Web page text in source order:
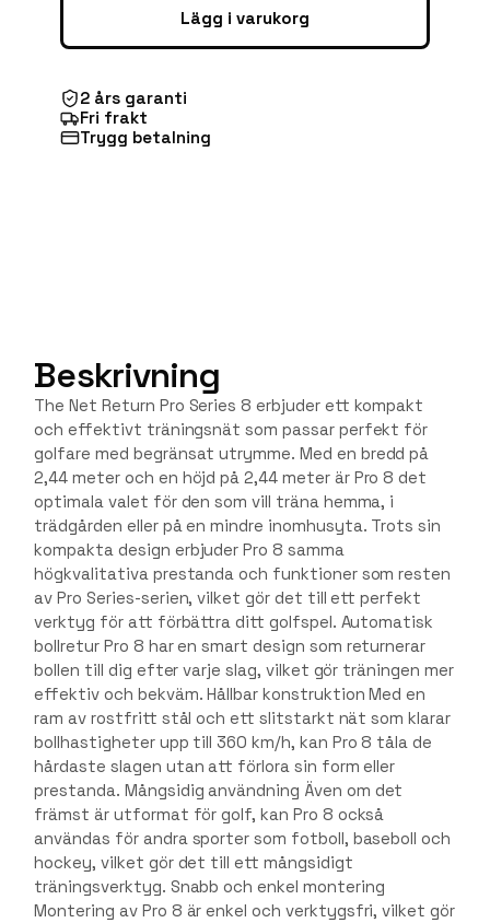
Lägg i varukorg
2 års garanti
Fri frakt
Trygg betalning
Beskrivning
The Net Return Pro Series 8 erbjuder ett kompakt
och effektivt träningsnät som passar perfekt för
golfare med begränsat utrymme. Med en bredd på
2,44 meter och en höjd på 2,44 meter är Pro 8 det
optimala valet för den som vill träna hemma, i
trädgården eller på en mindre inomhusyta. Trots sin
kompakta design erbjuder Pro 8 samma
högkvalitativa prestanda och funktioner som resten
av Pro Series-serien, vilket gör det till ett perfekt
verktyg för att förbättra ditt golfspel. Automatisk
bollretur Pro 8 har en smart design som returnerar
bollen till dig efter varje slag, vilket gör träningen mer
effektiv och bekväm. Hållbar konstruktion Med en
ram av rostfritt stål och ett slitstarkt nät som klarar
bollhastigheter upp till 360 km/h, kan Pro 8 tåla de
hårdaste slagen utan att förlora sin form eller
prestanda. Mångsidig användning Även om det
främst är utformat för golf, kan Pro 8 också
användas för andra sporter som fotboll, baseboll och
hockey, vilket gör det till ett mångsidigt
träningsverktyg. Snabb och enkel montering
Montering av Pro 8 är enkel och verktygsfri, vilket gör